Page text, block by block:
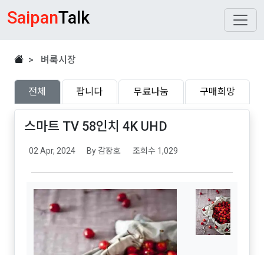
SaipanTalk
> 벼룩시장
전체 팝니다 무료나눔 구매희망
스마트 TV 58인치 4K UHD
02 Apr, 2024 By 감장호 조회수 1,029